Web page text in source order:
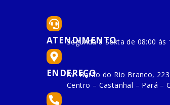
ATENDIMENTO
Segunda à Sexta de 08:00 às
ENDEREÇO
Av. Barão do Rio Branco,
Centro – Castanhal – Pará –